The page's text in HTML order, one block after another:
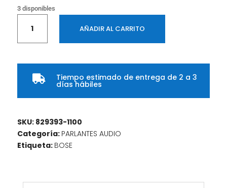
3 disponibles
BOSE
Home
Bluetooth
COLOR
cantidad
AÑADIR AL CARRITO
 Tiempo estimado de entrega de 2 a 3
días hábiles
SKU: 829393-1100
Categoría: PARLANTES AUDIO
Etiqueta: BOSE